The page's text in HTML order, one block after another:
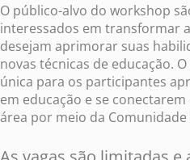
O público-alvo do workshop
interessados em transformar
desejam aprimorar suas
novas técnicas de educação.
única para os participantes
em educação e se
área por meio da